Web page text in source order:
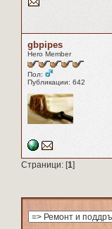
gbpipes
Hero Member
Пол:
Публикации: 642
Страници: [1]